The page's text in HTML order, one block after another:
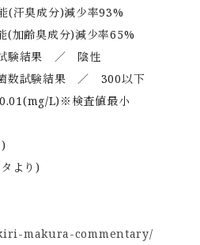
(汗臭成分)減少率93%
加齢臭成分)減少率65%
試験結果 ／ 陰性
菌数試験結果 ／ 300以下
L)※検査値最小
より)
makura-commentary/